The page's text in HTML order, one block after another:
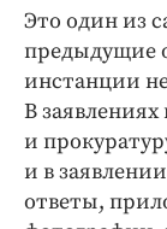
Это один из
предыдущие
инстанции
В
и
и в
ответы,